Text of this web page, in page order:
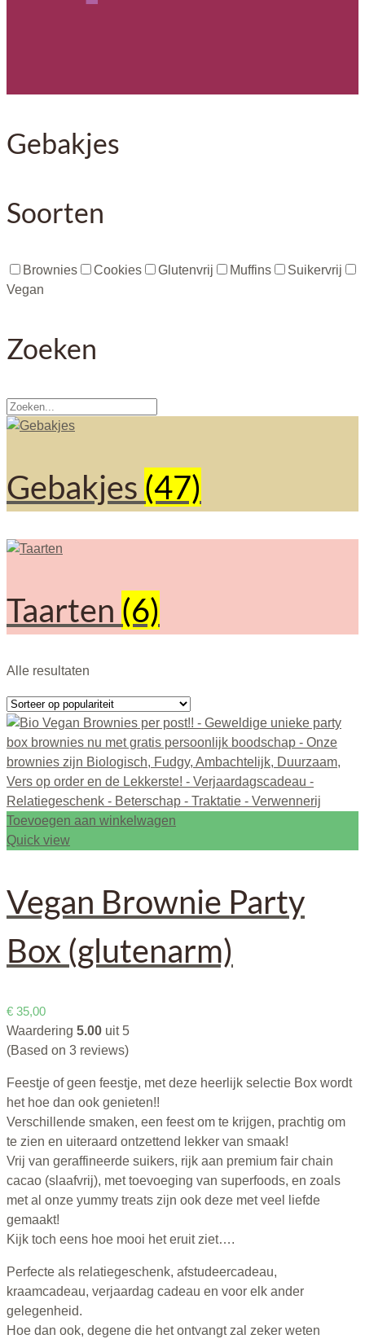
Gebakjes
Soorten
Brownies Cookies Glutenvrij Muffins
Suikervrij
Vegan
Zoeken
Gebakjes (47)
Taarten (6)
Alle resultaten
Toevoegen aan winkelwagen
Quick view
Vegan Brownie Party
Box (glutenarm)
€ 35,00
Waardering 5.00 uit 5
(Based on 3 reviews)
Feestje of geen feestje, met deze heerlijk selectie Box wordt
het hoe dan ook genieten!!
Verschillende smaken, een feest om te krijgen, prachtig om
te zien en uiteraard ontzettend lekker van smaak!
Vrij van geraffineerde suikers, rijk aan premium fair chain
cacao (slaafvrij), met toevoeging van superfoods, en zoals
met al onze yummy treats zijn ook deze met veel liefde
gemaakt!
Kijk toch eens hoe mooi het eruit ziet….
Perfecte als relatiegeschenk, afstudeercadeau,
kraamcadeau, verjaardag cadeau en voor elk ander
gelegenheid.
Hoe dan ook, degene die het ontvangt zal zeker weten